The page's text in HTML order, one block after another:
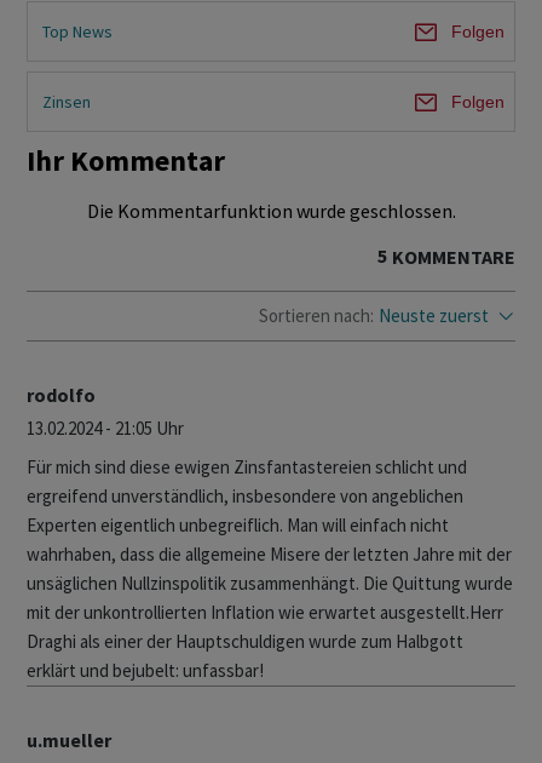
Top News Folgen
Zinsen Folgen
Ihr Kommentar
Die Kommentarfunktion wurde geschlossen.
5 KOMMENTARE
Sortieren nach: Neuste zuerst
rodolfo
13.02.2024 - 21:05 Uhr
Für mich sind diese ewigen Zinsfantastereien schlicht und
ergreifend unverständlich, insbesondere von angeblichen
Experten eigentlich unbegreiflich. Man will einfach nicht
wahrhaben, dass die allgemeine Misere der letzten Jahre mit der
unsäglichen Nullzinspolitik zusammenhängt. Die Quittung wurde
mit der unkontrollierten Inflation wie erwartet ausgestellt.Herr
Draghi als einer der Hauptschuldigen wurde zum Halbgott
erklärt und bejubelt: unfassbar!
u.mueller